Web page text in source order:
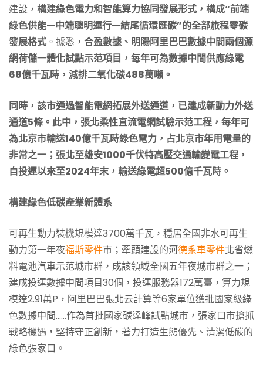
建設， 構建綠色電力和智能算力協同發展形式，構成“前端
綠色供能—中端聰明運行—結尾循環匯碳”的全部旅程零碳
發展格式 。據悉， 合盈數據、明陽阿里巴巴數據中間兩個源
網荷儲一體化試點示范項目，每年可為數據中間供應綠電
68億千瓦時，減排二氧化碳488萬噸。
同時，該市通過智能電網拓展外送通道，已建成新動力外送
通道5條。此中，張北柔性直流電網試驗示范工程，每年可
為北京市輸送140億千瓦時綠色電力，占北京市年用電量的
非常之一；張北至雄安1000千伏特高壓交通輸變電工程，
自投運以來至2024年末，輸送綠電超500億千瓦時。
構建綠色低碳產業新體系
可再生動力裝機規模達3700萬千瓦，穩居全國非水可再生
動力第一年夜福斯零件市；牽頭建設的河德系車零件北省燃
料電池汽車示范城市群，成該領域全國五年夜城市群之一；
建成投運數據中間項目30個，投運服務器172萬臺，算力規
模達2.91萬P，阿里巴巴張北云計算等6家單位獲批國家級綠
色數據中間……作為首批國家碳達峰試點城市，張家口市搶抓
戰略機遇，堅持守正創新，著力打造生態優先、清潔低碳的
綠色張家口。